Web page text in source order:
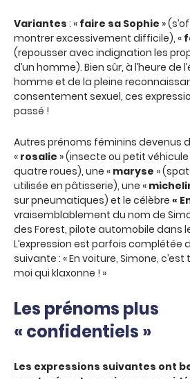
Variantes : « faire sa Sophie »
montrer excessivement difficile), «
(repousser avec indignation les
d’un homme). Bien sûr, à l’heure de
homme et de la pleine
consentement sexuel, ces
passé !
Autres prénoms féminins devenus
« rosalie » (insecte ou petit
quatre roues), une « maryse »
utilisée en pâtisserie), une «
sur pneumatiques) et le célèbre «
vraisemblablement du nom de
des Forest, pilote automobile dans
L’expression est parfois complétée
suivante : « En voiture, Simone,
moi qui klaxonne ! »
Les prénoms plus
« confidentiels »
Les expressions suivantes ont